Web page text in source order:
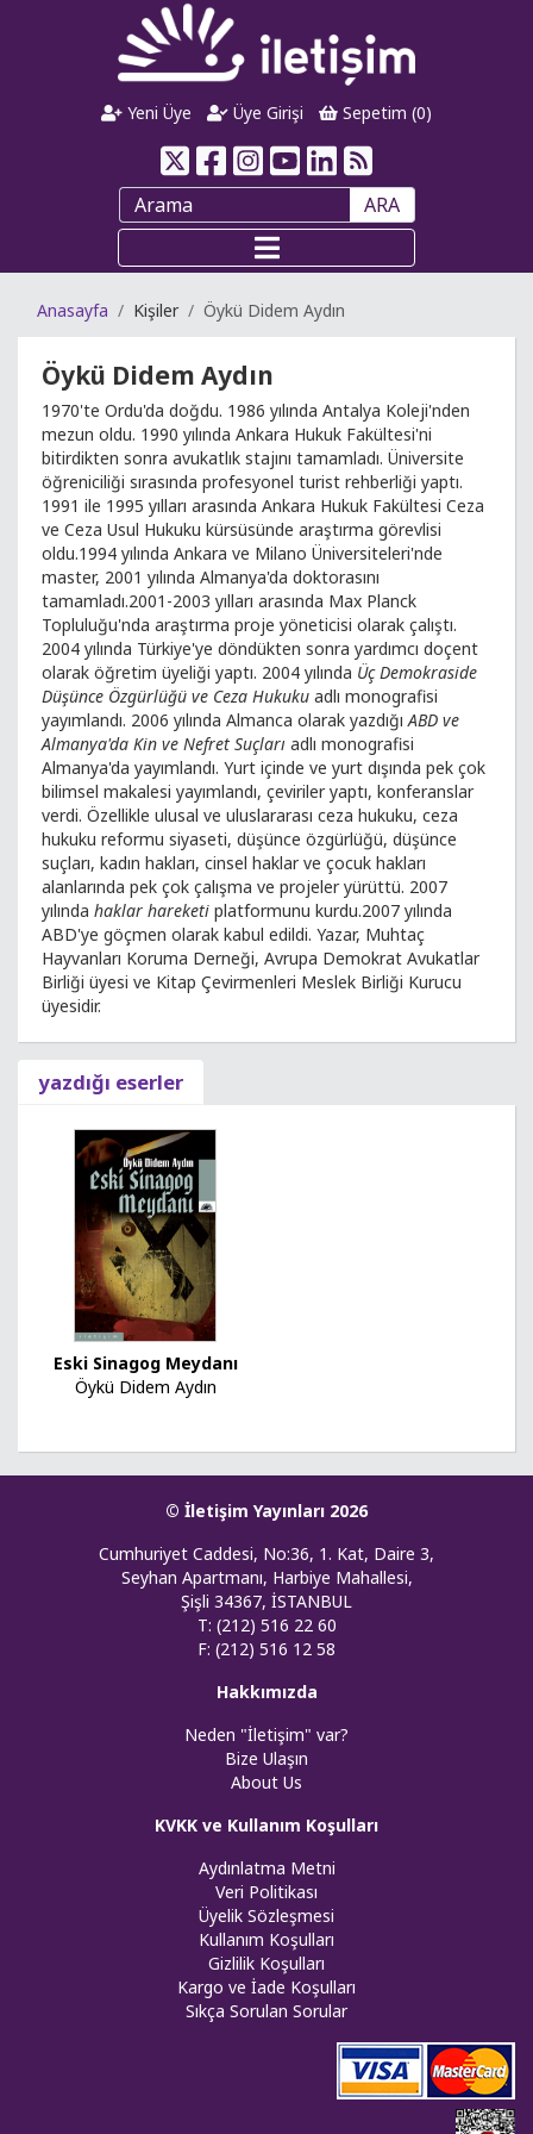
Yeni Üye Üye Girişi Sepetim (0)
ARA
Anasayfa Kişiler Öykü Didem Aydın
Öykü Didem Aydın
1970'te Ordu'da doğdu. 1986 yılında Antalya Koleji'nden
mezun oldu. 1990 yılında Ankara Hukuk Fakültesi'ni
bitirdikten sonra avukatlık stajını tamamladı. Üniversite
öğreniciliği sırasında profesyonel turist rehberliği yaptı.
1991 ile 1995 yılları arasında Ankara Hukuk Fakültesi Ceza
ve Ceza Usul Hukuku kürsüsünde araştırma görevlisi
oldu.1994 yılında Ankara ve Milano Üniversiteleri'nde
master, 2001 yılında Almanya'da doktorasını
tamamladı.2001-2003 yılları arasında Max Planck
Topluluğu'nda araştırma proje yöneticisi olarak çalıştı.
2004 yılında Türkiye'ye döndükten sonra yardımcı doçent
olarak öğretim üyeliği yaptı. 2004 yılında Üç Demokraside
Düşünce Özgürlüğü ve Ceza Hukuku adlı monografisi
yayımlandı. 2006 yılında Almanca olarak yazdığıABD ve
Almanya'da Kin ve Nefret Suçları adlı monografisi
Almanya'da yayımlandı. Yurt içinde ve yurt dışında pek çok
bilimsel makalesi yayımlandı, çeviriler yaptı, konferanslar
verdi. Özellikle ulusal ve uluslararası ceza hukuku, ceza
hukuku reformu siyaseti, düşünce özgürlüğü, düşünce
suçları, kadın hakları, cinsel haklar ve çocuk hakları
alanlarında pek çok çalışma ve projeler yürüttü. 2007
yılında haklar hareketi platformunu kurdu.2007 yılında
ABD'ye göçmen olarak kabul edildi. Yazar, Muhtaç
Hayvanları Koruma Derneği, Avrupa Demokrat Avukatlar
Birliği üyesi ve Kitap Çevirmenleri Meslek Birliği Kurucu
üyesidir.
yazdığı eserler
Eski Sinagog Meydanı
Öykü Didem Aydın
© İletişim Yayınları 2026
Cumhuriyet Caddesi, No:36, 1. Kat, Daire 3,
Seyhan Apartmanı, Harbiye Mahallesi,
Şişli 34367, İSTANBUL
T: (212) 516 22 60
F: (212) 516 12 58
Hakkımızda
Neden "İletişim" var?
Bize Ulaşın
About Us
KVKK ve Kullanım Koşulları
Aydınlatma Metni
Veri Politikası
Üyelik Sözleşmesi
Kullanım Koşulları
Gizlilik Koşulları
Kargo ve İade Koşulları
Sıkça Sorulan Sorular